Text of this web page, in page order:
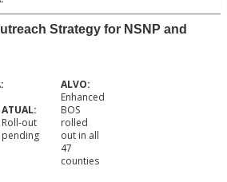
Strategy for NSNP and
Roll-out
pending
Enhanced
BOS
rolled
out in all
47
counties